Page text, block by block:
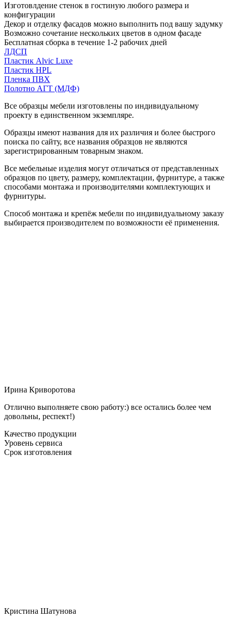
Изготовлдение стенок в гостиную любого размера и
конфигурации
Декор и отделку фасадов можно выполнить под вашу задумку
Возможно сочетание нескольких цветов в одном фасаде
Бесплатная сборка в течение 1-2 рабочих дней
ЛДСП
Пластик Alvic Luxe
Пластик HPL
Пленка ПВХ
Полотно АГТ (МДФ)
Все образцы мебели изготовлены по индивидуальному
проекту в единственном экземпляре.
Образцы имеют названия для их различия и более быстрого
поиска по сайту, все названия образцов не являются
зарегистрированным товарным знаком.
Все мебельные изделия могут отличаться от представленных
образцов по цвету, размеру, комплектации, фурнитуре, а также
способами монтажа и производителями комплектующих и
фурнитуры.
Способ монтажа и крепёж мебели по индивидуальному заказу
выбирается производителем по возможности её применения.
Ирина Криворотова
Отлично выполняете свою работу:) все остались более чем
довольны, респект!)
Качество продукции
Уровень сервиса
Срок изготовления
Кристина Шатунова